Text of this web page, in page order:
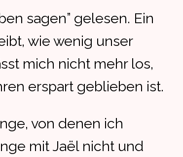
sagen” gelesen. Ein
wie wenig unser
mich nicht mehr los,
erspart geblieben ist.
von denen ich
mit Jaël nicht und